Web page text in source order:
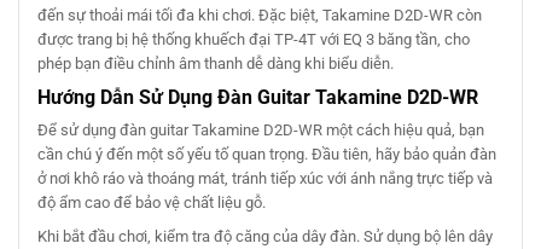
đến sự thoải mái tối đa khi chơi. Đặc biệt, Takamine D2D-WR còn
được trang bị hệ thống khuếch đại TP-4T với EQ 3 băng tần, cho
phép bạn điều chỉnh âm thanh dễ dàng khi biểu diễn.
Hướng Dẫn Sử Dụng Đàn Guitar Takamine D2D-WR
Để sử dụng đàn guitar Takamine D2D-WR một cách hiệu quả, bạn
cần chú ý đến một số yếu tố quan trọng. Đầu tiên, hãy bảo quản đàn
ở nơi khô ráo và thoáng mát, tránh tiếp xúc với ánh nắng trực tiếp và
độ ẩm cao để bảo vệ chất liệu gỗ.
Khi bắt đầu chơi, kiểm tra độ căng của dây đàn. Sử dụng bộ lên dây